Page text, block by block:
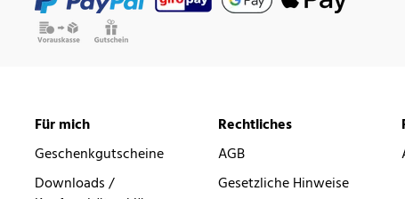
Für mich
Geschenkgutscheine
Downloads /
Rechtliches
AGB
Gesetzliche Hinweise